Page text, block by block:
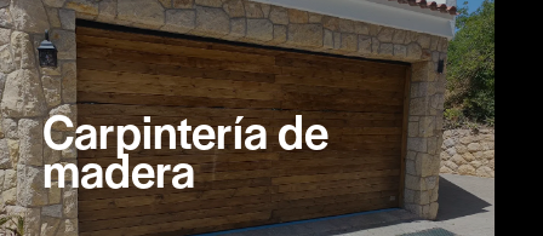
Carpintería de
madera